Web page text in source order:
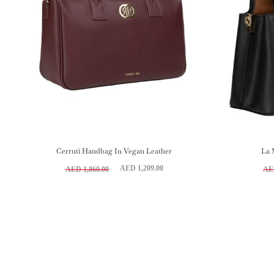
La
Cerruti Handbag In Vegan Leather
1,860.00
AED السعر 1,209.00
AED السعر